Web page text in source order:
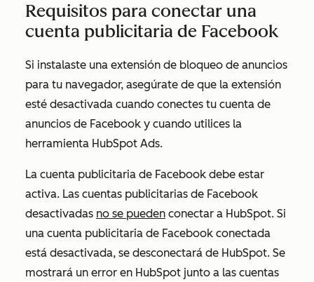
Requisitos para conectar una
cuenta publicitaria de Facebook
Si instalaste una extensión de bloqueo de anuncios
para tu navegador, asegúrate de que la extensión
esté desactivada cuando conectes tu cuenta de
anuncios de Facebook y cuando utilices la
herramienta HubSpot Ads.
La cuenta publicitaria de Facebook debe estar
activa. Las cuentas publicitarias de Facebook
desactivadas no se pueden conectar a HubSpot. Si
una cuenta publicitaria de Facebook conectada
está desactivada, se desconectará de HubSpot. Se
mostrará un error en HubSpot junto a las cuentas